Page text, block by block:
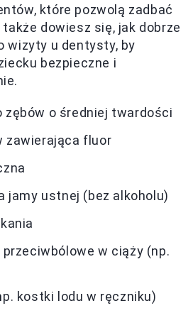
które pozwolą zadbać
dowiesz się, jak dobrze
wizyty u dentysty, by
bezpieczne i
zębów o średniej twardości
zawierająca fluor
jamy ustnej (bez alkoholu)
w ciąży (np.
kostki lodu w ręczniku)